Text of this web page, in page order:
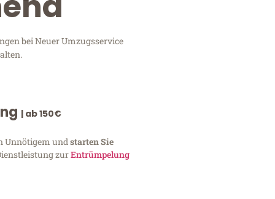
bei Neuer Umzugsservice
| ab 150€
Unnötigem und starten Sie
zurEntrümpelung